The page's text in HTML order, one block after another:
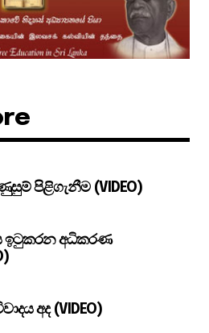
පිළිගැනීම (VIDEO)
අධිකරණ
අද (VIDEO)